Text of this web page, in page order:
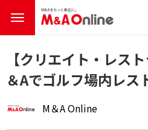
【クリエイト・レス
＆Aでゴルフ場内レス
M＆A Online